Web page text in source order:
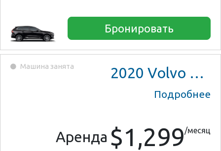
Бронировать
Машина занята 2020 Volvo XC90
Подробнее
Аренда $1,299/месяц